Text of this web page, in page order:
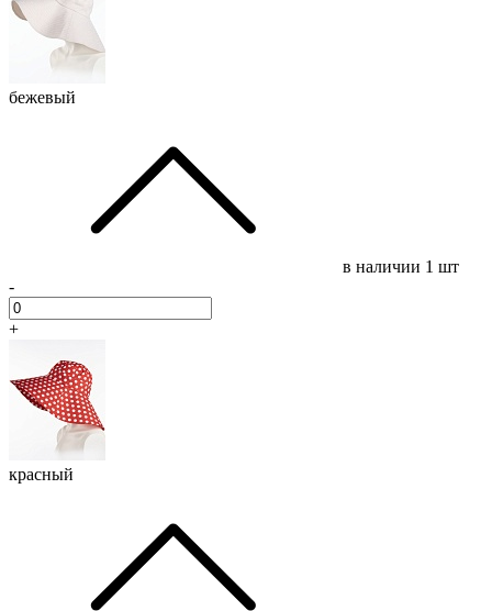
бежевый
в наличии 1 шт
-
+
красный